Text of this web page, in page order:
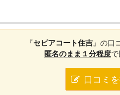
『セピアコート住吉』の口
匿名のまま１分程度
口コミ